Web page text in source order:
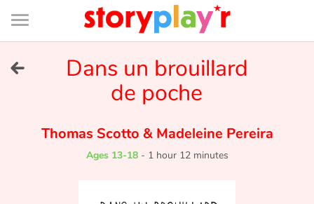
Connexion
Bibliothèque
de
page
Try for free
Dans un brouillard
de poche
Thomas Scotto &Madeleine Pereira
Ages 13-18- 1 hour 12 minutes